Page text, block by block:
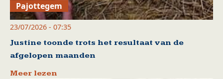
Pajottegem
23/07/2026 - 07:35
Justine toonde trots het resultaat van de
afgelopen maanden
Meer lezen